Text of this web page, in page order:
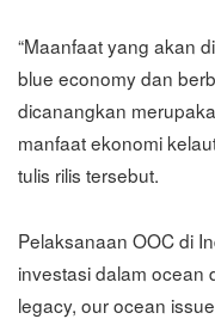
“Maanfaat yang akan
blue economy dan
dicanangkan
manfaat ekonomi
tulis rilis tersebut.
Pelaksanaan OOC di
investasi dalam ocean
legacy, our ocean